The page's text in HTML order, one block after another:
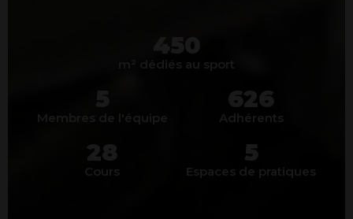
m² dédiés au sport
450
Membres de l'équipe Adhérents
626
Cours
28
Espaces de pratiques
5